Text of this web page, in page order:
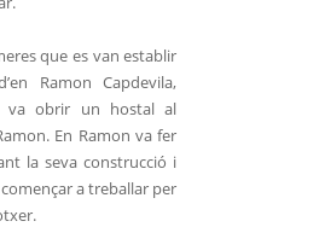
que es van establir
Ramon Capdevila,
va obrir un hostal al
En Ramon va fer
la seva construcció i
a treballar per